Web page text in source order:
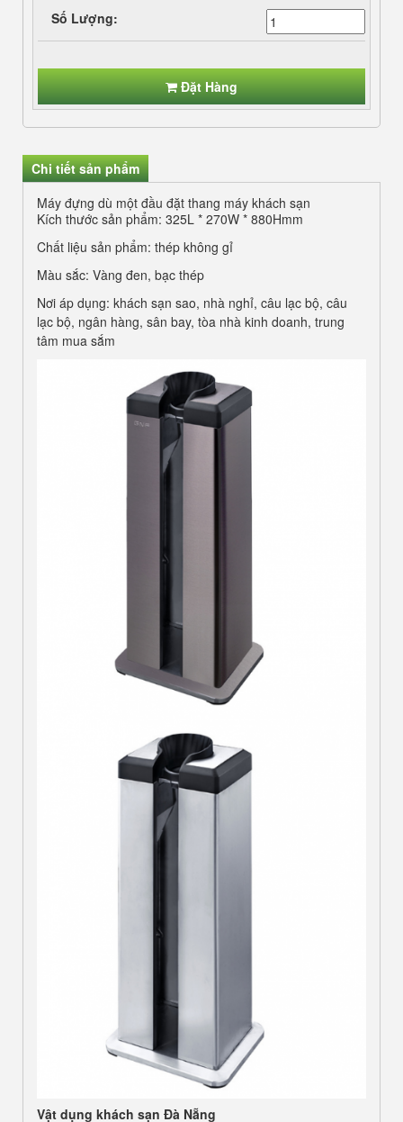
Số Lượng:
Đặt Hàng
Chi tiết sản phẩm
Máy đựng dù một đầu đặt thang máy khách sạn
Kích thước sản phẩm: 325L * 270W * 880Hmm
Chất liệu sản phẩm: thép không gỉ
Màu sắc: Vàng đen, bạc thép
Nơi áp dụng: khách sạn sao, nhà nghỉ, câu lạc bộ, câu
lạc bộ, ngân hàng, sân bay, tòa nhà kinh doanh, trung
tâm mua sắm
Vật dụng khách sạn Đà Nẵng